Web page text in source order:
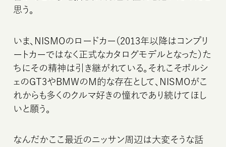
思う。
いま、NISMOのロードカー（2013年以降はコンプリ
ートカーではなく正式なカタログモデルとなった）た
ちにその精神は引き継がれている。それこそポルシ
ェのGT3やBMWのM的な存在として、NISMOがこ
れからも多くのクルマ好きの憧れであり続けてほし
いと願う。
なんだかここ最近のニッサン周辺は大変そうな話